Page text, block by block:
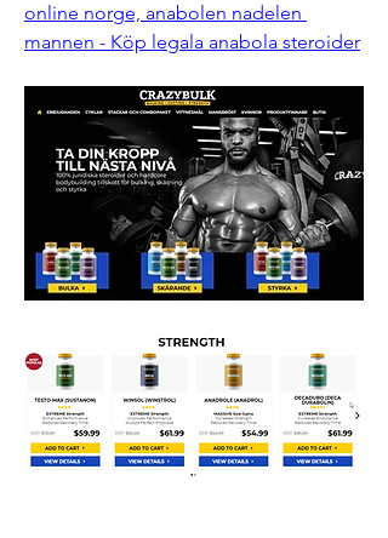
online norge, anabolen nadelen
mannen - Köp legala anabola steroider